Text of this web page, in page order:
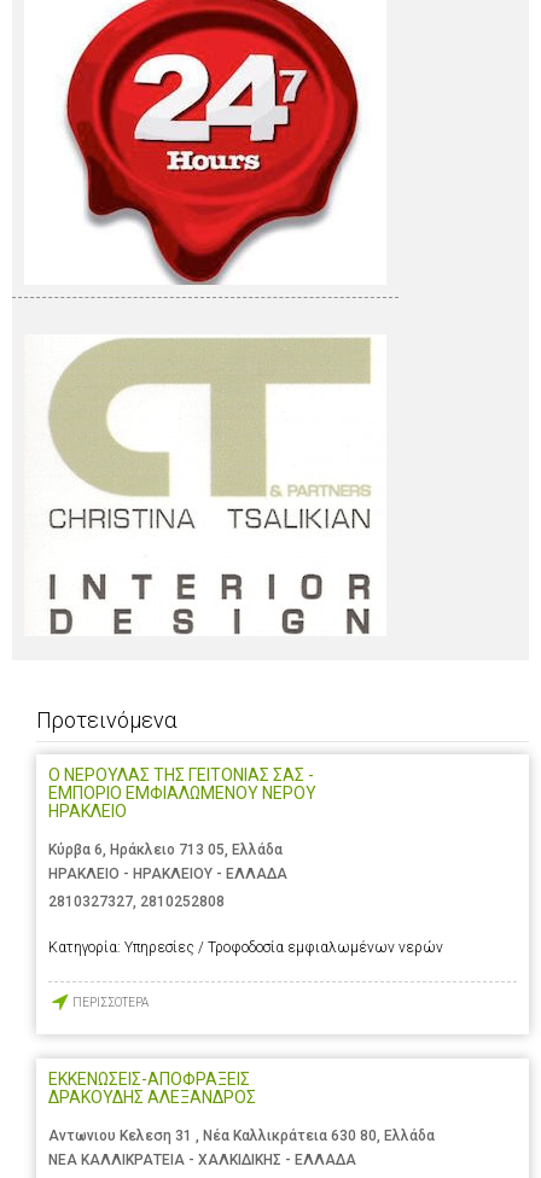
Προτεινόμενα
Ο ΝΕΡΟΥΛΑΣ ΤΗΣ ΓΕΙΤΟΝΙΑΣ ΣΑΣ -
ΕΜΠΟΡΙΟ ΕΜΦΙΑΛΩΜΕΝΟΥ ΝΕΡΟΥ
ΗΡΑΚΛΕΙΟ
Κύρβα 6, Ηράκλειο 713 05, Ελλάδα
ΗΡΑΚΛΕΙΟ - ΗΡΑΚΛΕΙΟΥ - ΕΛΛΑΔΑ
2810327327, 2810252808
Κατηγορία: Υπηρεσίες / Τροφοδοσία εμφιαλωμένων νερών
ΠΕΡΙΣΣΟΤΕΡΑ
ΕΚΚΕΝΩΣΕΙΣ-ΑΠΟΦΡΑΞΕΙΣ
ΔΡΑΚΟΥΔΗΣ ΑΛΕΞΑΝΔΡΟΣ
Αντωνιου Κελεση 31 , Νέα Καλλικράτεια 630 80, Ελλάδα
ΝΕΑ ΚΑΛΛΙΚΡΑΤΕΙΑ - ΧΑΛΚΙΔΙΚΗΣ - ΕΛΛΑΔΑ